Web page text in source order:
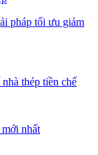
pháp tối ưu giảm
thép tiền chế
nhất